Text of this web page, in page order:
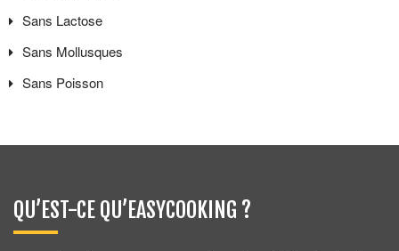
Sans Lactose
Sans Mollusques
Sans Poisson
QU’EST-CE QU’EASYCOOKING ?